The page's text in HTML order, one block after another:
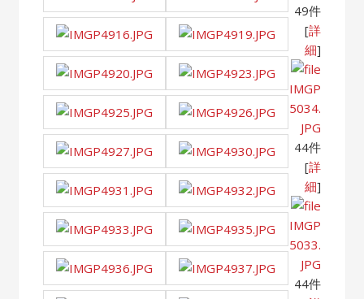
49件
[詳
細]
IMGP
5034.
JPG
44件
[詳
細]
IMGP
5033.
JPG
44件